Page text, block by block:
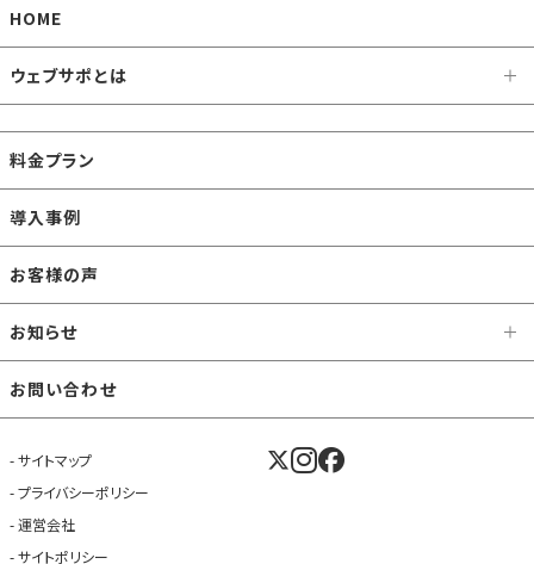
HOME
ウェブサポとは
料金プラン
導入事例
お客様の声
お知らせ
お問い合わせ
サイトマップ
プライバシーポリシー
運営会社
サイトポリシー